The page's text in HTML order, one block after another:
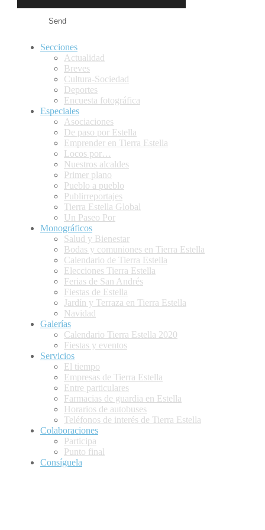
Secciones
Actualidad
Breves
Cultura-Sociedad
Deportes
Encuesta fotográfica
Especiales
Asociaciones
De paso por Estella
Emprender en Tierra Estella
Locos por…
Nuestros alcaldes
Primer plano
Pueblo a pueblo
Publirreportajes
Tierra Estella Global
Un Paseo Por
Monográficos
Salud y Bienestar
Bodas y comuniones en Tierra Estella
Calendario de Tierra Estella
Elecciones Tierra Estella
Ferias de San Andrés
Fiestas de Estella
Jardín y Terraza en Tierra Estella
Navidad
Galerías
Calendario Tierra Estella 2020
Fiestas y eventos
Servicios
El tiempo
Empresas de Tierra Estella
Entre particulares
Farmacias de guardia en Estella
Horarios de autobuses
Teléfonos de interés de Tierra Estella
Colaboraciones
Participa
Punto final
Consíguela